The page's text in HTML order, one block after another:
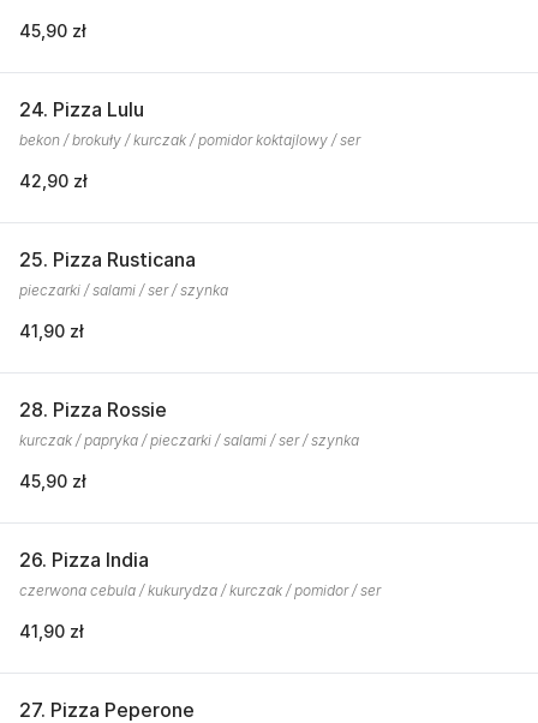
45,90 zł
24. Pizza Lulu
bekon / brokuły / kurczak / pomidor koktajlowy / ser
42,90 zł
25. Pizza Rusticana
pieczarki / salami / ser / szynka
41,90 zł
28. Pizza Rossie
kurczak / papryka / pieczarki / salami / ser / szynka
45,90 zł
26. Pizza India
czerwona cebula / kukurydza / kurczak / pomidor / ser
41,90 zł
27. Pizza Peperone